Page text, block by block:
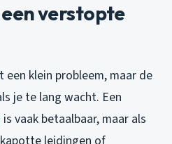
verstopte
klein probleem, maar de
je te lang wacht. Een
is vaak betaalbaar, maar als